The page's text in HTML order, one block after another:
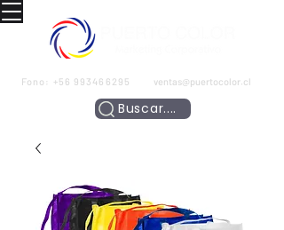
Fono: +56 993466295 ventas@puertocolor.cl
Buscar....